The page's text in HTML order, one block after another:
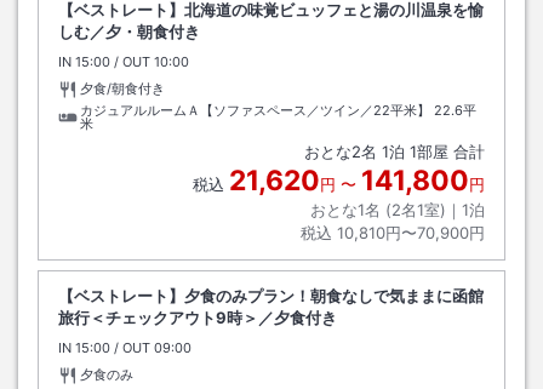
【ベストレート】北海道の味覚ビュッフェと湯の川温泉を愉
しむ／夕・朝食付き
IN チェックイン
15:00 / OUT チェックアウト
10:00
夕食/朝食付き
カジュアルルームＡ【ソファスペース／ツイン／22平米】
22.6平
米
おとな2名 1泊 1部屋 合計
税込 21,620円 〜 141,800円
おとな1名 (2名1室)｜ 1泊
税込 10,810円〜70,900円
【ベストレート】夕食のみプラン！朝食なしで気ままに函館
旅行＜チェックアウト9時＞／夕食付き
IN チェックイン
15:00 / OUT チェックアウト
09:00
夕食のみ